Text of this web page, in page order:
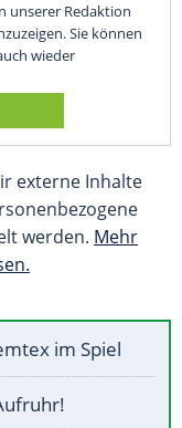
unserer Redaktion
Sie können
wieder
externe Inhalte
werden. Mehr
im Spiel